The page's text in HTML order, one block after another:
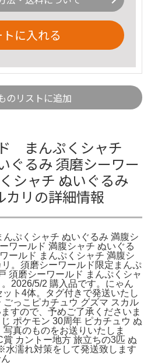
に入れる
のリストに追加
まんぷくシャチ
るみ 須磨シーワー
シャチ ぬいぐるみ
カリの詳細情報
ぷくシャチ ぬいぐるみ 満腹シ
ワールド 満腹シャチ ぬいぐる
ールド まんぷくシャチ 満腹シ
。須磨シーワールド限定まんぷ
須磨シーワールド まんぷくシャ
2026/5/2 購入品です。にゃん
ト4体。タグ付きで発送いたし
ごっこピカチュウ グズマ スカル
すので、予めご了承くださいま
ポケモン 30周年 ピカチュウ ぬ
真のものをお送りいたしま
カントー地方 旅立ちの3匹 ぬ
濡れ対策をして発送致します